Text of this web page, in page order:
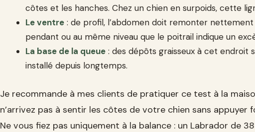
côtes et les hanches. Chez un chien en surpoids, cette
Le ventre : de profil, l’abdomen doit remonter
pendant ou au même niveau que le poitrail indique un
La base de la queue : des dépôts graisseux à cet endroit
installé depuis longtemps.
Je recommande à mes clients de pratiquer ce test à la
n’arrivez pas à sentir les côtes de votre chien sans
Ne vous fiez pas uniquement à la balance : un Labrador de